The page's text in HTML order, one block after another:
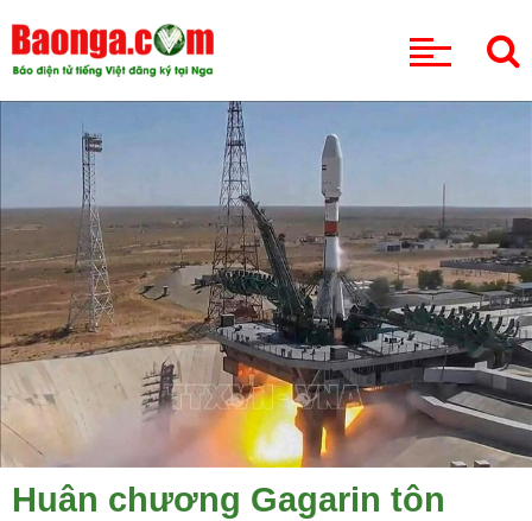
Huân chương Gagarin tôn